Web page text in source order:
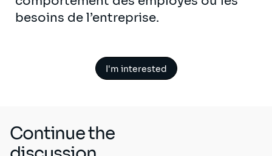
besoins de l’entreprise.
I'm interested
Continue the